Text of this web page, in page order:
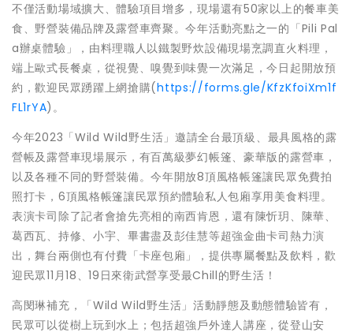
不僅活動場域擴大、體驗項目增多，現場還有50家以上的餐車美
食、野營裝備品牌及露營車齊聚。今年活動亮點之一的「Pili Pal
a辦桌體驗」，由料理職人以鐵製野炊設備現場烹調直火料理，
端上歐式長餐桌，從視覺、嗅覺到味覺一次滿足，今日起開放預
約，歡迎民眾踴躍上網搶購(https://forms.gle/KfzKfoiXm1f
FL1rYA)。
今年2023「Wild Wild野生活」邀請全台最頂級、最具風格的露
營帳及露營車現場展示，有百萬級夢幻帳篷、豪華版的露營車，
以及各種不同的野營裝備。今年開放8頂風格帳篷讓民眾免費拍
照打卡，6頂風格帳篷讓民眾預約體驗私人包廂享用美食料理。
表演卡司除了記者會搶先亮相的南西肯恩，還有陳忻玥、陳華、
葛西瓦、持修、小宇、畢書盡及彭佳慧等超強金曲卡司熱力演
出，舞台兩側也有付費「卡座包廂」，提供專屬餐點及飲料，歡
迎民眾11月18、19日來衛武營享受最Chill的野生活！
高閔琳補充，「Wild Wild野生活」活動靜態及動態體驗皆有，
民眾可以從樹上玩到水上；包括超強戶外達人講座，從登山安